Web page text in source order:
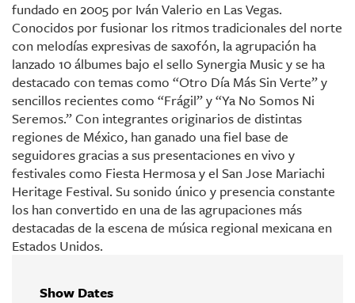
fundado en 2005 por Iván Valerio en Las Vegas.
Conocidos por fusionar los ritmos tradicionales del norte
con melodías expresivas de saxofón, la agrupación ha
lanzado 10 álbumes bajo el sello Synergia Music y se ha
destacado con temas como “Otro Día Más Sin Verte” y
sencillos recientes como “Frágil” y “Ya No Somos Ni
Seremos.” Con integrantes originarios de distintas
regiones de México, han ganado una fiel base de
seguidores gracias a sus presentaciones en vivo y
festivales como Fiesta Hermosa y el San Jose Mariachi
Heritage Festival. Su sonido único y presencia constante
los han convertido en una de las agrupaciones más
destacadas de la escena de música regional mexicana en
Estados Unidos.
Show Dates